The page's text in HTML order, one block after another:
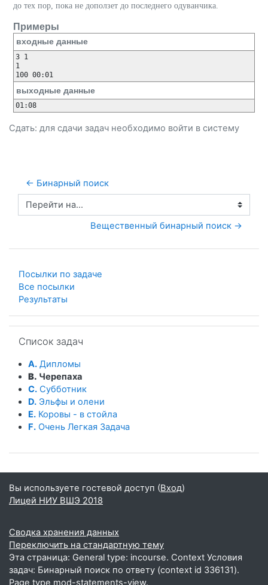
до тех пор, пока не доползет до последнего одуванчика.
Примеры
входные данные
3 1
1
выходные данные
Сдать: для сдачи задач необходимо войти в систему
← Бинарный поиск
Перейти на...
Вещественный бинарный поиск →
Посылки по задаче
Все посылки
Результаты
Список задач
A. Дипломы
B. Черепаха
C. Субботник
D. Эльфы и олени
E. Коровы - в стойла
F. Очень Легкая Задача
Вы используете гостевой доступ (Вход)
Лицей НИУ ВШЭ 2018
Сводка хранения данных
Переключить на стандартную тему
Эта страница: General type: incourse. Context Условия
задач: Бинарный поиск по ответу (context id 336131).
Page type mod-statements-view.